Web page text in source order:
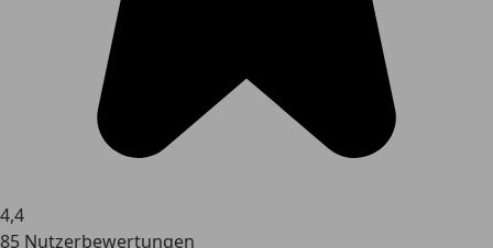
4,4
85 Nutzerbewertungen